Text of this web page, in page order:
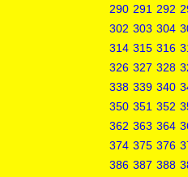
290 291 292
302 303 304
314 315 316
326 327 328
338 339 340
350 351 352
362 363 364
374 375 376
386 387 388